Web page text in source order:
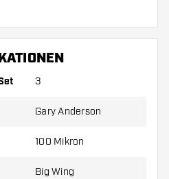
Ersatz Flights und
Dicke der Flights aus,
Variante am besten
3
Gary Anderson
100 Mikron
Big Wing